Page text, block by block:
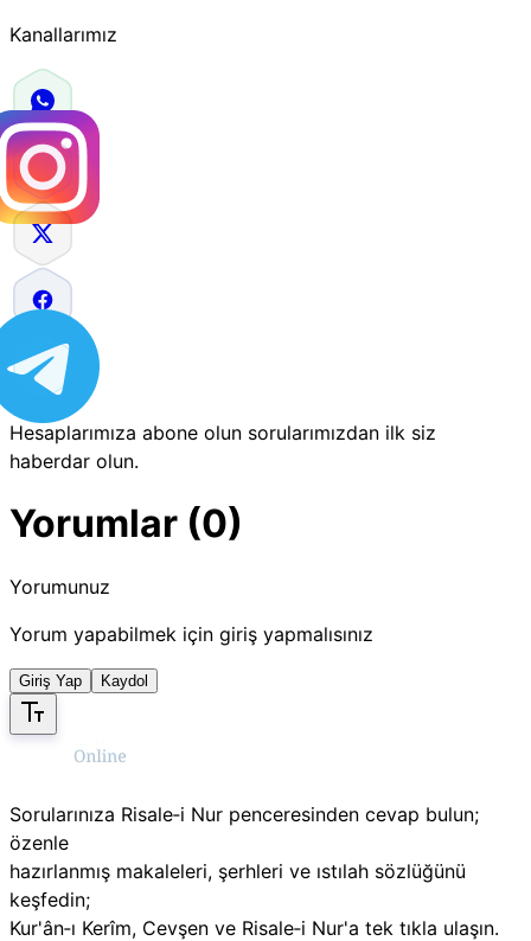
Kanallarımız
Hesaplarımıza abone olun sorularımızdan ilk siz
haberdar olun.
Yorumlar (0)
Yorumunuz
Yorum yapabilmek için giriş yapmalısınız
Giriş Yap Kaydol
Sorularınıza Risale‑i Nur penceresinden cevap bulun;
özenle
hazırlanmış makaleleri, şerhleri ve ıstılah sözlüğünü
keşfedin;
Kur'ân‑ı Kerîm, Cevşen ve Risale‑i Nur'a tek tıkla ulaşın.